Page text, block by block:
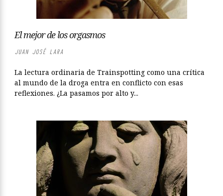
El mejor de los orgasmos
JUAN JOSÉ LARA
La lectura ordinaria de Trainspotting como una crítica
al mundo de la droga entra en conflicto con esas
reflexiones. ¿La pasamos por alto y...